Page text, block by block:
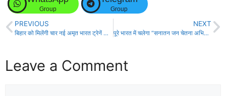
Group Group
PREVIOUS
बिहार को मिलेंगी चार नई अमृत भारत ट्रेनें और दो सॉफ्टवेयर टेक्नोलॉजी पार्क- अश्विनी वैष्णव!
NEXT
पूरे भारत में चलेगा “सनातन जन चेतना अभियान यात्रा”: अश्विनी चौबे!
Leave a Comment